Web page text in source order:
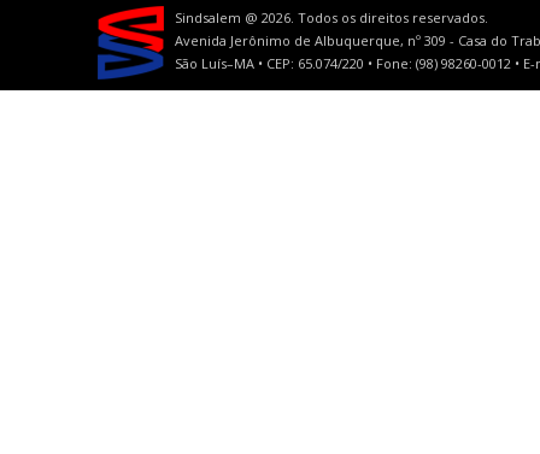
Sindsalem @ 2026. Todos os direitos reservados.
Avenida Jerônimo de Albuquerque, nº 309 - Casa do
São Luís–MA • CEP: 65.074/220 • Fone: (98) 98260-0012